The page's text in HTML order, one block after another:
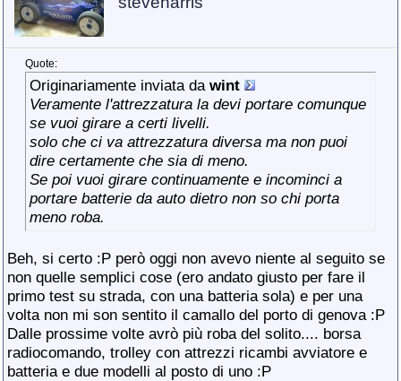
Quote:
Originariamente inviata da wint
Veramente l'attrezzatura la devi portare comunque
se vuoi girare a certi livelli.
solo che ci va attrezzatura diversa ma non puoi
dire certamente che sia di meno.
Se poi vuoi girare continuamente e incominci a
portare batterie da auto dietro non so chi porta
meno roba.
Beh, si certo :P però oggi non avevo niente al seguito se
non quelle semplici cose (ero andato giusto per fare il
primo test su strada, con una batteria sola) e per una
volta non mi son sentito il camallo del porto di genova :P
Dalle prossime volte avrò più roba del solito.... borsa
radiocomando, trolley con attrezzi ricambi avviatore e
batteria e due modelli al posto di uno :P